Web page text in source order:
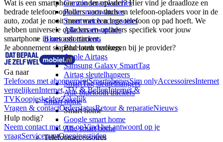
Garmin smartwatches
Polar smartwatches
Smartwatch accessoires
Alle smartwatches
Bluetooth trackers
Bluetooth trackers
Apple Airtags
Samsung Galaxy SmartTag
Airtag sleutelhangers
SmartTag sleutelhangers
Alle bluetooth trackers
Smart home
Smart home
Google smart home
Alle smart home
Telefoonaccessoires
Wat is een smartphone zonder oplader? Hier vind je draadloze en
bedrade telefoon-opladers voor thuis en telefoon-opladers voor in de
auto, zodat je nooit meer met een lege telefoon op pad hoeft. We
hebben universele opladers en opladers specifiek voor jouw
smartphone in ons assortiment.
Je abonnement slapend laten verlengen bij je provider?
Ga naar
Telefoons met abonnementSmartphonesSim onlyAccessoiresInternet
vergelijkenInternet, TV & BellenInternet &
TVKoopjeskelderZakelijk
Vragen & contactOrderstatusRetour & reparatieNieuws
Hulp nodig?
Neem contact met ons opVind het antwoord op je
vraagServicepuntOpeningstijden